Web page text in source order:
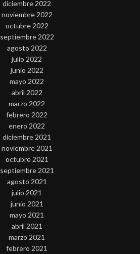
diciembre 2022
noviembre 2022
octubre 2022
septiembre 2022
agosto 2022
julio 2022
junio 2022
mayo 2022
abril 2022
marzo 2022
febrero 2022
enero 2022
diciembre 2021
noviembre 2021
octubre 2021
septiembre 2021
agosto 2021
julio 2021
junio 2021
mayo 2021
abril 2021
marzo 2021
febrero 2021